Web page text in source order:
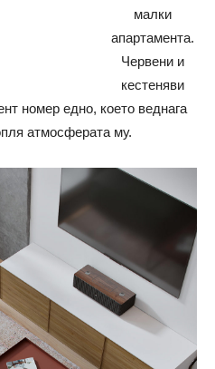
малки
апартамента.
Червени и
кестеняви
номер едно, което веднага
атмосферата му.